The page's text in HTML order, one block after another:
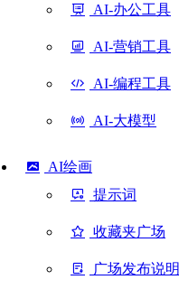
AI-办公工具
AI-营销工具
AI-编程工具
AI-大模型
AI绘画
提示词
收藏夹广场
广场发布说明